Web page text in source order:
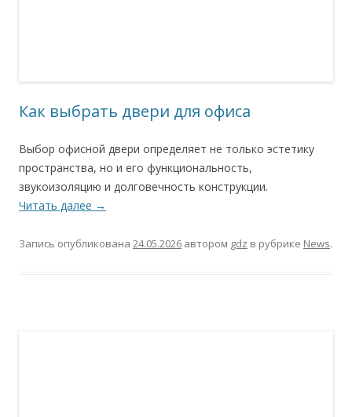
Как выбрать двери для офиса
Выбор офисной двери определяет не только эстетику
пространства, но и его функциональность,
звукоизоляцию и долговечность конструкции.
Читать далее →
Запись опубликована 24.05.2026 автором gdz в рубрике News.